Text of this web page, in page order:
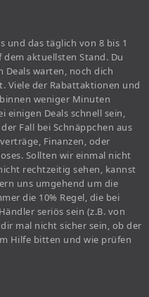
und das täglich von 8 bis 1
aktuellsten Stand. Du
Deals warten, noch dich
Viele der Rabattaktionen und
weniger Minuten
einigen Deals schnell sein,
Fall bei Schnäppchen aus
Finanzen, oder
Sollten wir einmal nicht
rechtzeitig sehen, kannst
uns umgehend um die
die 10% Regel, die bei
seriös sein (z.B. von
mal nicht sicher sein, ob der
Hilfe bitten und wie prüfen